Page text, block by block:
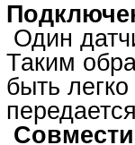
Один
Таким
быть